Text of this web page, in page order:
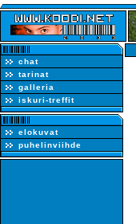
chat
tarinat
galleria
iskuri-treffit
elokuvat
puhelinviihde